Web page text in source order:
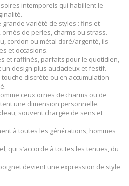
intemporels qui habillent le
variété de styles : fins et
de perles, charms ou strass.
cordon ou métal doré/argenté, ils
et occasions.
et raffinés, parfaits pour le quotidien,
design plus audacieux et festif.
discrète ou en accumulation
ceux ornés de charms ou de
une dimension personnelle.
souvent chargée de sens et
à toutes les générations, hommes
qui s’accorde à toutes les tenues, du
devient une expression de style